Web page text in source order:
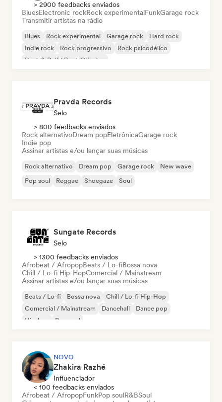
> 2900 feedbacks enviados
BluesElectronic rockRock experimentalFunkGarage rock
Transmitir artistas na rádio
Blues Rock experimental Garage rock
Hard rock
Indie rock
Rock progressivo
Rock psicodélico
Rock & Roll / Rock Clássico
Pravda Records
Selo
> 800 feedbacks enviados
Rock alternativoDream popEletrônicaGarage rock
Indie pop
Assinar artistas e/ou lançar suas músicas
Rock alternativo Dream pop Garage rock
New wave
Pop soul
Reggae Shoegaze Soul
Sungate Records
Selo
> 1300 feedbacks enviados
Afrobeat / AfropopBeats / Lo-fiBossa nova
Chill / Lo-fi Hip-HopComercial / Mainstream
Assinar artistas e/ou lançar suas músicas
Beats / Lo-fi Bossa nova
Chill / Lo-fi Hip-Hop
Comercial / Mainstream
Dancehall
Dance pop
Hip-hop
Pop soul
NOVO
Zhakira Razhé
Influenciador
< 100 feedbacks enviados
Afrobeat / AfropopFunkPop soulR&BSoul